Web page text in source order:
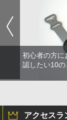
初心者の方に
認したい10の
アクセスラ